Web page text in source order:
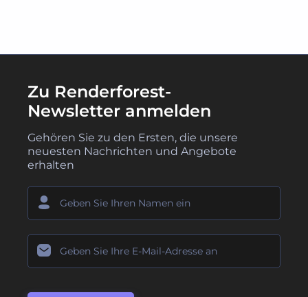
Zu Renderforest-
Newsletter anmelden
Gehören Sie zu den Ersten, die unsere
neuesten Nachrichten und Angebote
erhalten